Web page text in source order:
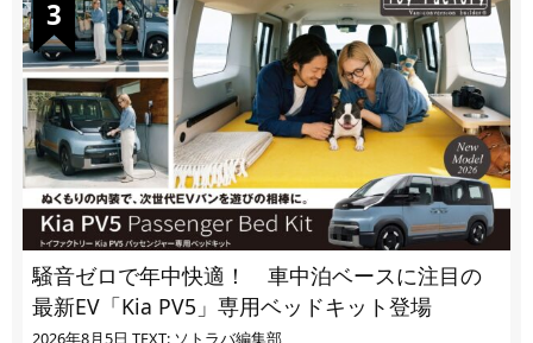
騒音ゼロで年中快適！ 車中泊ベースに注目の
最新EV「Kia PV5」専用ベッドキット登場
2026年8月5日 TEXT: ソトラバ編集部